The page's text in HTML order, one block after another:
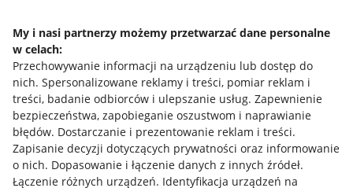
My i nasi partnerzy możemy przetwarzać dane personalne
w celach:
Przechowywanie informacji na urządzeniu lub dostęp do
nich. Spersonalizowane reklamy i treści, pomiar reklam i
treści, badanie odbiorców i ulepszanie usług. Zapewnienie
bezpieczeństwa, zapobieganie oszustwom i naprawianie
błędów. Dostarczanie i prezentowanie reklam i treści.
Zapisanie decyzji dotyczących prywatności oraz informowanie
o nich. Dopasowanie i łączenie danych z innych źródeł.
Łączenie różnych urządzeń. Identyfikacja urządzeń na
Mapa miejscowości
Informacje prawne
Regulamin
Polityka plików "cookies"
Ustawienia plików "cookies"